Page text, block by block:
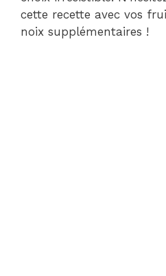
cette recette avec vos
noix supplémentaires !